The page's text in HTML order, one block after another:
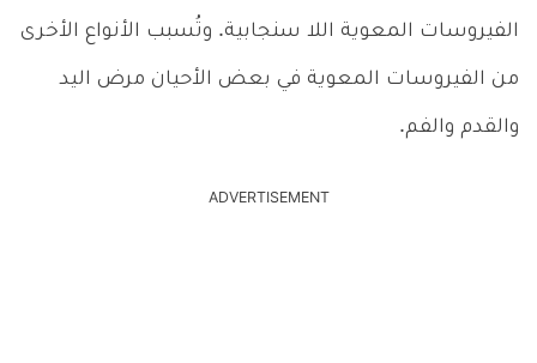
الفيروسات المعوية اللا سنجابية. وتُسبب الأنواع الأخرى
من الفيروسات المعوية في بعض الأحيان مرض اليد
والقدم والفم.
ADVERTISEMENT